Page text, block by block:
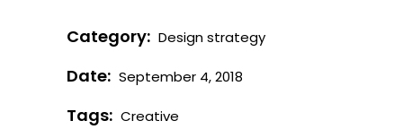
Category: Design strategy
Date: September 4, 2018
Tags: Creative